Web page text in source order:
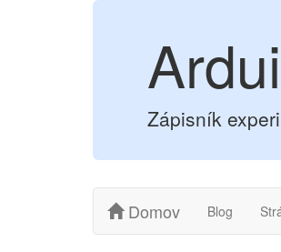
Zápisník
Domov Blog